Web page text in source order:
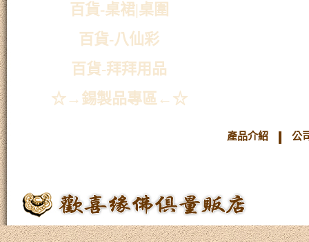
百貨-桌裙|桌圍
百貨-八仙彩
百貨-拜拜用品
☆→錫製品專區←☆
產品介紹 公